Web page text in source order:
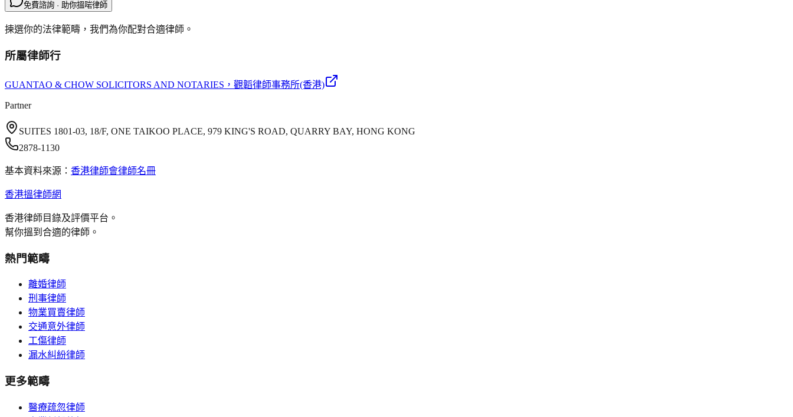
免費諮詢 · 助你搵啱律師
揀選你的法律範疇，我們為你配對合適律師。
所屬律師行
GUANTAO & CHOW SOLICITORS AND NOTARIES ，觀韜律師事務所(香港)
Partner
SUITES 1801-03, 18/F, ONE TAIKOO PLACE, 979 KING'S ROAD, QUARRY BAY, HONG KONG
2878-1130
基本資料來源： 香港律師會律師名冊
香港搵律師網
香港律師目錄及評價平台。
幫你搵到合適的律師。
熱門範疇
離婚律師
刑事律師
物業買賣律師
交通意外律師
工傷律師
漏水糾紛律師
更多範疇
醫療疏忽律師